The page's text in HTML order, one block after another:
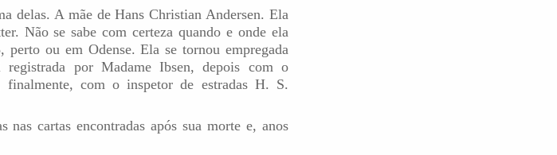
delas. A mãe de Hans Christian Andersen. Ela
Não se sabe com certeza quando e onde ela
perto ou em Odense. Ela se tornou empregada
por Madame Ibsen, depois com o
finalmente, com o inspetor de estradas H. S.
nas cartas encontradas após sua morte e, anos